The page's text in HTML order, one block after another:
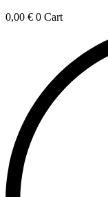
0,00 € 0 Cart